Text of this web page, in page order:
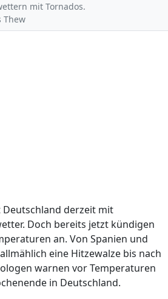
mit Tornados.
Thew
derzeit mit
Doch bereits jetzt kündigen
an. Von Spanien und
eine Hitzewalze bis nach
warnen vor Temperaturen
in Deutschland.